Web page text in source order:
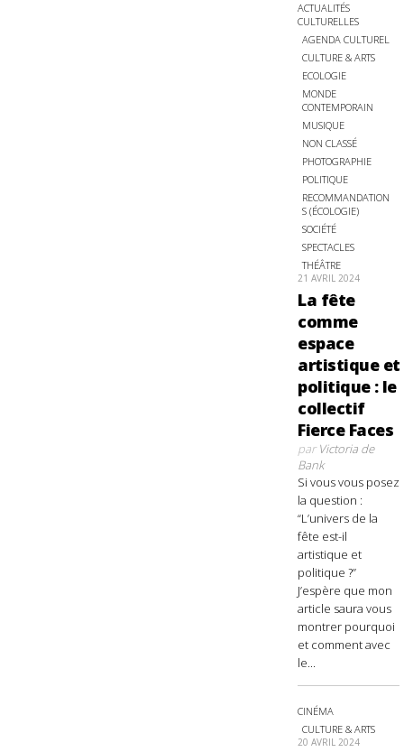
ACTUALITÉS
CULTURELLES
AGENDA CULTUREL
CULTURE & ARTS
ECOLOGIE
MONDE
CONTEMPORAIN
MUSIQUE
NON CLASSÉ
PHOTOGRAPHIE
POLITIQUE
RECOMMANDATION
S (ÉCOLOGIE)
SOCIÉTÉ
SPECTACLES
THÉÂTRE
21 AVRIL 2024
La fête
comme
espace
artistique et
politique : le
collectif
Fierce Faces
parVictoria de
Bank
Si vous vous posez
la question :
“L’univers de la
fête est-il
artistique et
politique ?”
J’espère que mon
article saura vous
montrer pourquoi
et comment avec
le...
CINÉMA
CULTURE & ARTS
20 AVRIL 2024